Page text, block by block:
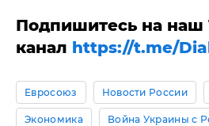
Подпишитесь на наш
канал https://t.me/
Евросоюз Новости России
Экономика Война Украины с